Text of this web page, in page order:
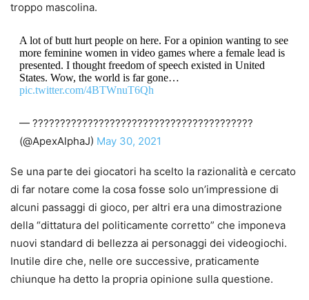
troppo mascolina.
A lot of butt hurt people on here. For a opinion wanting to see
more feminine women in video games where a female lead is
presented. I thought freedom of speech existed in United
States. Wow, the world is far gone…
pic.twitter.com/4BTWnuT6Qh
— ????????????????????????????????????????
(@ApexAlphaJ) May 30, 2021
Se una parte dei giocatori ha scelto la razionalità e cercato
di far notare come la cosa fosse solo un’impressione di
alcuni passaggi di gioco, per altri era una dimostrazione
della “dittatura del politicamente corretto” che imponeva
nuovi standard di bellezza ai personaggi dei videogiochi.
Inutile dire che, nelle ore successive, praticamente
chiunque ha detto la propria opinione sulla questione.